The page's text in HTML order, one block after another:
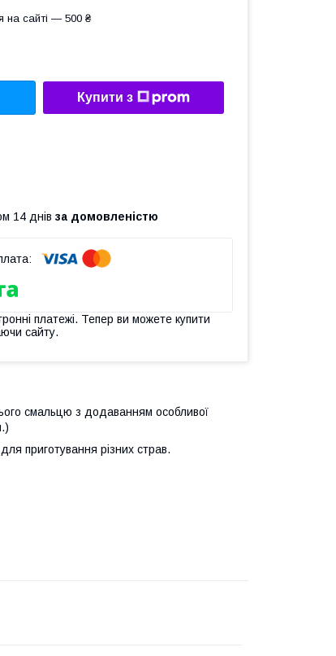
на сайті — 500 ₴
Купити з
14 днів за домовленістю
платежі. Тепер ви можете купити
сайту.
смальцю з додаванням особливої
приготування різних страв.